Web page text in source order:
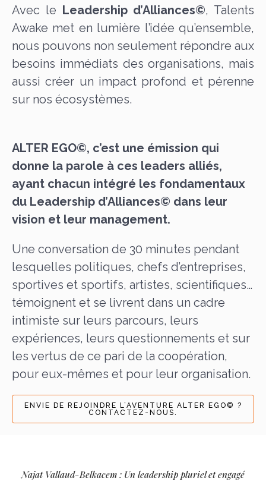
Avec le Leadership d’Alliances©, Talents
Awake met en lumière l’idée qu’ensemble,
nous pouvons non seulement répondre aux
besoins immédiats des organisations, mais
aussi créer un impact profond et pérenne
sur nos écosystèmes.
ALTER EGO©, c’est une émission qui
donne la parole à ces leaders alliés,
ayant chacun intégré les fondamentaux
du Leadership d’Alliances© dans leur
vision et leur management.
Une conversation de 30 minutes pendant
lesquelles politiques, chefs d’entreprises,
sportives et sportifs, artistes, scientifiques…
témoignent et se livrent dans un cadre
intimiste sur leurs parcours, leurs
expériences, leurs questionnements et sur
les vertus de ce pari de la coopération,
pour eux-mêmes et pour leur organisation.
ENVIE DE REJOINDRE L’AVENTURE ALTER EGO© ?
CONTACTEZ-NOUS.
Najat Vallaud-Belkacem : Un leadership pluriel et engagé